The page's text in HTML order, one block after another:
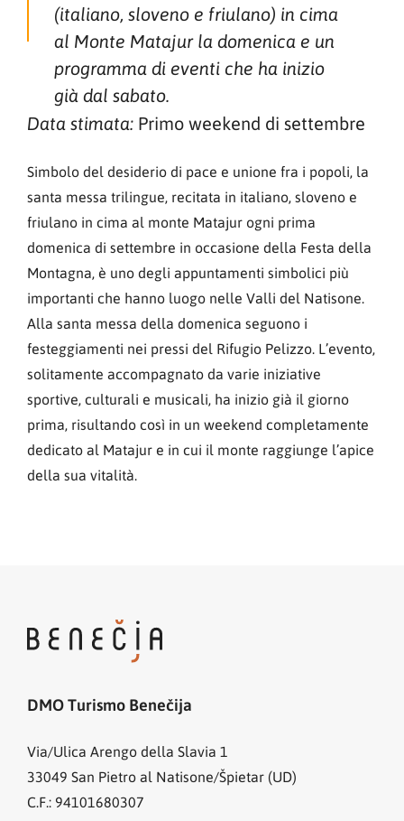
(italiano, sloveno e friulano) in cima
al Monte Matajur la domenica e un
programma di eventi che ha inizio
già dal sabato.
Data stimata: Primo weekend di settembre
Simbolo del desiderio di pace e unione fra i popoli, la
santa messa trilingue, recitata in italiano, sloveno e
friulano in cima al monte Matajur ogni prima
domenica di settembre in occasione della Festa della
Montagna, è uno degli appuntamenti simbolici più
importanti che hanno luogo nelle Valli del Natisone.
Alla santa messa della domenica seguono i
festeggiamenti nei pressi del Rifugio Pelizzo. L’evento,
solitamente accompagnato da varie iniziative
sportive, culturali e musicali, ha inizio già il giorno
prima, risultando così in un weekend completamente
dedicato al Matajur e in cui il monte raggiunge l’apice
della sua vitalità.
DMO Turismo Benečija
Via/Ulica Arengo della Slavia 1
33049 San Pietro al Natisone/Špietar (UD)
C.F.: 94101680307